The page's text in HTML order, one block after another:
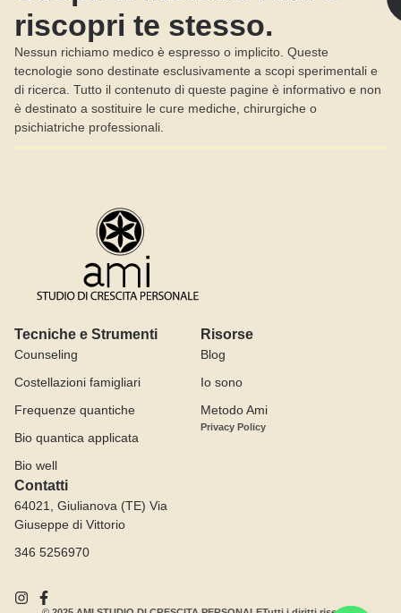
riscopri te stesso.
Nessun richiamo medico è espresso o implicito. Queste
tecnologie sono destinate esclusivamente a scopi sperimentali e
di ricerca. Tutto il contenuto di queste pagine è informativo e non
è destinato a sostituire le cure mediche, chirurgiche o
psichiatriche professionali.
Tecniche e Strumenti
Counseling
Costellazioni famigliari
Frequenze quantiche
Bio quantica applicata
Bio well
Risorse
Blog
Io sono
Metodo Ami
Privacy Policy
Contatti
64021, Giulianova (TE) Via
Giuseppe di Vittorio
346 5256970